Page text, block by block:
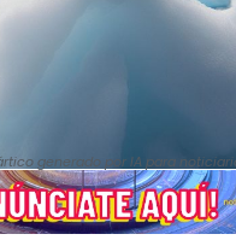
generado por IA para